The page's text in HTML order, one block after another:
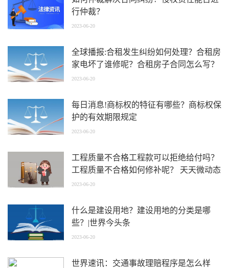
行仲裁？
2023-06-20
全球播报:合租发生纠纷如何处理？合租房
家电坏了谁修呢？合租房子合同怎么写？
2023-06-20
每日消息!商标权的特征有哪些？商标权保
护的有效期限规定
2023-06-20
工程质量不合格工程款可以拒绝给付吗？
工程质量不合格如何修补呢？ 天天微动态
2023-06-20
什么是建设用地？建设用地的分类是哪
些？|世界今头条
2023-06-20
世界速讯：交通事故理赔程序是怎么样